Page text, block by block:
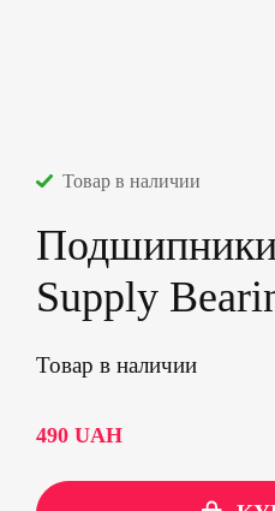
Товар в наличии
Supply
Товар в наличии
490 UAH